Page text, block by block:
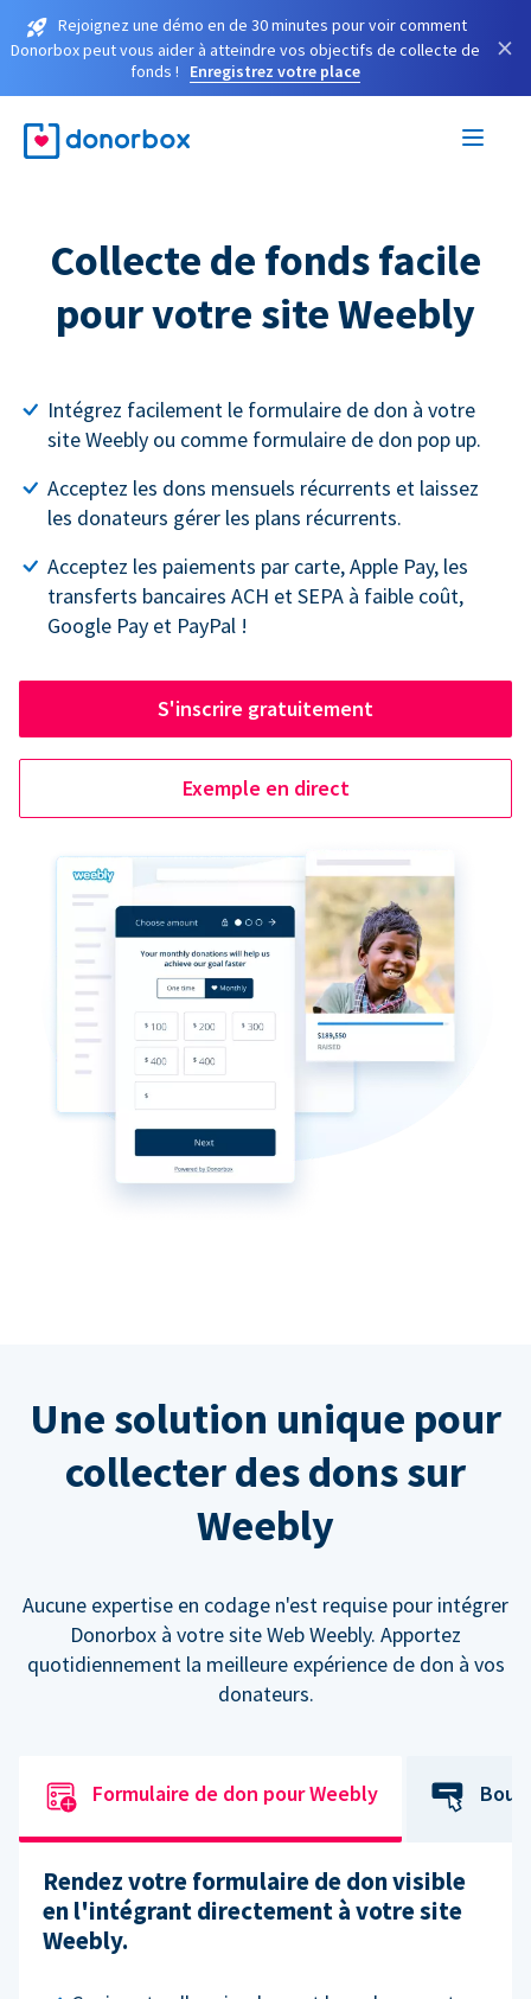
Rejoignez une démo en de 30 minutes pour voir comment
Donorbox peut vous aider à atteindre vos objectifs de collecte de
fonds !
Enregistrez votre place
×
Collecte de fonds facile
pour votre site Weebly
Intégrez facilement le formulaire de don à votre
site Weebly ou comme formulaire de don pop up.
Acceptez les dons mensuels récurrents et laissez
les donateurs gérer les plans récurrents.
Acceptez les paiements par carte, Apple Pay, les
transferts bancaires ACH et SEPA à faible coût,
Google Pay et PayPal !
S'inscrire gratuitement
Exemple en direct
Une solution unique pour
collecter des dons sur
Weebly
Aucune expertise en codage n'est requise pour intégrer
Donorbox à votre site Web Weebly. Apportez
quotidiennement la meilleure expérience de don à vos
donateurs.
Formulaire de don pour Weebly
Rendez votre formulaire de don visible
en l'intégrant directement à votre site
Weebly.